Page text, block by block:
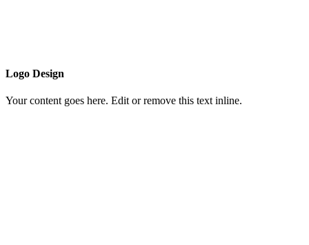
Logo Design
Your content goes here. Edit or remove this text inline.